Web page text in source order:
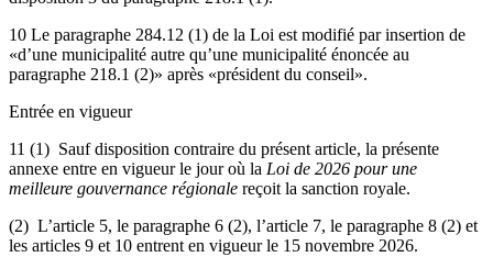
10 Le paragraphe 284.12 (1) de la Loi est modifié par insertion de
«d’une municipalité autre qu’une municipalité énoncée au
paragraphe 218.1 (2)» après «président du conseil».
Entrée en vigueur
11 (1) Sauf disposition contraire du présent article, la présente
annexe entre en vigueur le jour où la Loi de 2026 pour une
meilleure gouvernance régionale reçoit la sanction royale.
(2) L’article 5, le paragraphe 6 (2), l’article 7, le paragraphe 8 (2) et
les articles 9 et 10 entrent en vigueur le 15 novembre 2026.